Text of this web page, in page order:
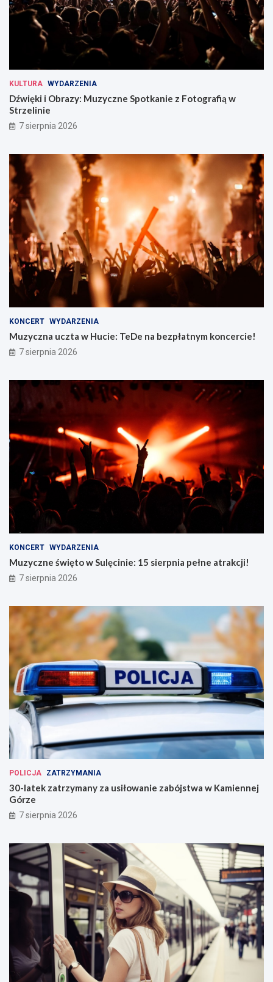
KULTURA WYDARZENIA
Dźwięki i Obrazy: Muzyczne Spotkanie z Fotografią w
Strzelinie
7 sierpnia 2026
KONCERT WYDARZENIA
Muzyczna uczta w Hucie: TeDe na bezpłatnym koncercie!
7 sierpnia 2026
KONCERT WYDARZENIA
Muzyczne święto w Sulęcinie: 15 sierpnia pełne atrakcji!
7 sierpnia 2026
POLICJA ZATRZYMANIA
30-latek zatrzymany za usiłowanie zabójstwa w Kamiennej
Górze
7 sierpnia 2026